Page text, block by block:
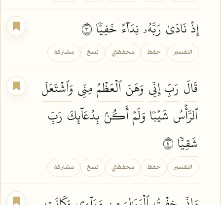
إِذۡنَادَىٰ رَبَّهُۥنِدَآءً خَفِيّٗا
التفسير حفظ محفظتي نسخ مشاركة
قَالَ رَبِّإِنِّي وَهَنَٱلۡعَظۡمُمِنِّي وَٱشۡتَعَلَ
ٱلرَّأۡسُ شَيۡبٗا وَلَمۡأَكُنۢ بِدُعَآئِكَ رَبِّ
شَقِيّٗا
التفسير حفظ محفظتي نسخ مشاركة